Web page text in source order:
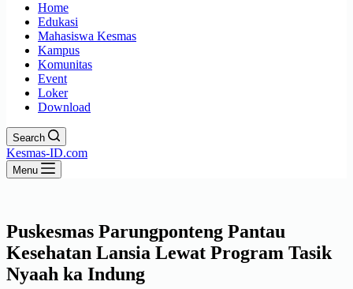
Home
Edukasi
Mahasiswa Kesmas
Kampus
Komunitas
Event
Loker
Download
Search
Kesmas-ID.com
Menu
Puskesmas Parungponteng Pantau
Kesehatan Lansia Lewat Program Tasik
Nyaah ka Indung